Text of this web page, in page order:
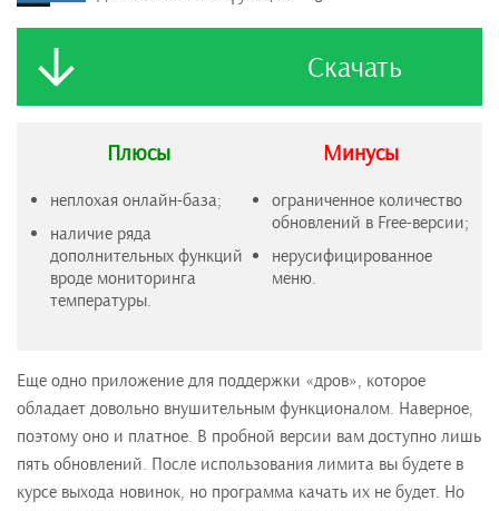
Скачать
Плюсы
неплохая онлайн-база;
наличие ряда
дополнительных функций
вроде мониторинга
температуры.
Минусы
ограниченное количество
обновлений в Free-версии;
нерусифицированное
меню.
Еще одно приложение для поддержки «дров», которое
обладает довольно внушительным функционалом. Наверное,
поэтому оно и платное. В пробной версии вам доступно лишь
пять обновлений. После использования лимита вы будете в
курсе выхода новинок, но программа качать их не будет. Но